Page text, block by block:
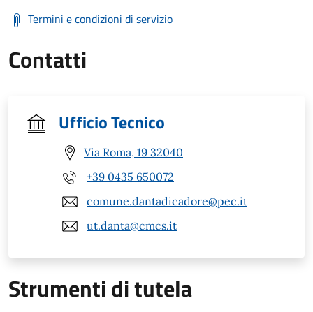
Termini e condizioni di servizio
Contatti
Ufficio Tecnico
Via Roma, 19 32040
+39 0435 650072
comune.dantadicadore@pec.it
ut.danta@cmcs.it
Strumenti di tutela